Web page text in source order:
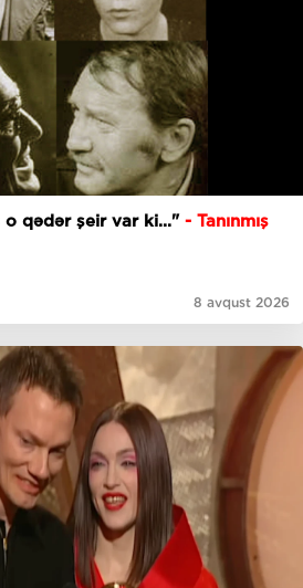
o qədər şeir var ki..." - Tanınmış
8 avqust 2026